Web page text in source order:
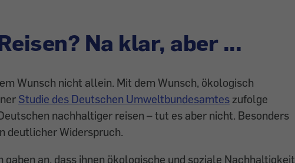
Na klar, aber ...
Wunsch nicht allein. Mit dem Wunsch, öko­logisch
Studie des Deutschen Umweltbundesamtes zu­folge
nachhaltiger reisen – tut es aber nicht. Be­sonders
deut­licher Widerspruch.
an, dass ihnen ökologische und soziale Nachhaltigkeit